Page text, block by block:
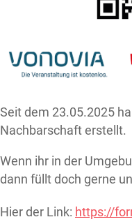
Seit dem 23.05.2025
Nachbarschaft erstellt.
Wenn ihr in der
dann füllt doch gerne
Hier der Link: https://